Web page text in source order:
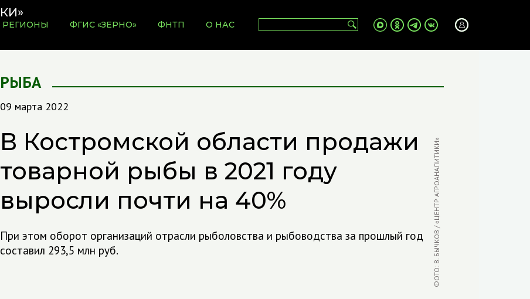
РЕГИОНЫ ФГИС «ЗЕРНО» ФНТП О НАС
РЫБА
09 марта 2022
В Костромской области продажи
товарной рыбы в 2021 году
выросли почти на 40%
При этом оборот организаций отрасли рыболовства и рыбоводства за прошлый год
составил 293,5 млн руб.
ФОТО: В. БЫЧКОВ / «ЦЕНТР АГРОАНАЛИТИКИ»